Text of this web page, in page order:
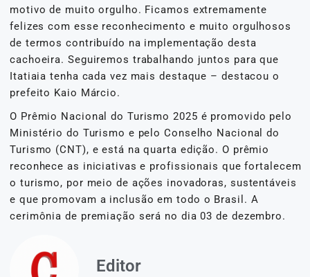
motivo de muito orgulho. Ficamos extremamente
felizes com esse reconhecimento e muito orgulhosos
de termos contribuído na implementação desta
cachoeira. Seguiremos trabalhando juntos para que
Itatiaia tenha cada vez mais destaque – destacou o
prefeito Kaio Márcio.
O Prêmio Nacional do Turismo 2025 é promovido pelo
Ministério do Turismo e pelo Conselho Nacional do
Turismo (CNT), e está na quarta edição. O prêmio
reconhece as iniciativas e profissionais que fortalecem
o turismo, por meio de ações inovadoras, sustentáveis
e que promovam a inclusão em todo o Brasil. A
cerimônia de premiação será no dia 03 de dezembro.
Editor